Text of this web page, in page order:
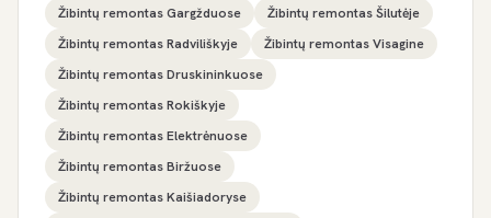
Žibintų remontas Gargžduose
Žibintų remontas Šilutėje
Žibintų remontas Radviliškyje
Žibintų remontas Visagine
Žibintų remontas Druskininkuose
Žibintų remontas Rokiškyje
Žibintų remontas Elektrėnuose
Žibintų remontas Biržuose
Žibintų remontas Kaišiadoryse